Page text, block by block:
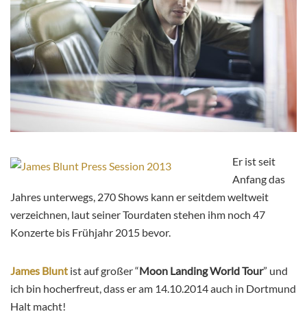
Er ist seit
Anfang das
Jahres unterwegs, 270 Shows kann er seitdem weltweit
verzeichnen, laut seiner Tourdaten stehen ihm noch 47
Konzerte bis Frühjahr 2015 bevor.
James Blunt ist auf großer “Moon Landing World Tour” und
ich bin hocherfreut, dass er am 14.10.2014 auch in Dortmund
Halt macht!